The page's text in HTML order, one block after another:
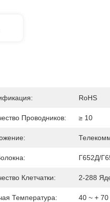
RoHS
Проводников: ≥ 10
Г652Д/
Клетчатки: 2-288
Температура: 40 ~ + 70